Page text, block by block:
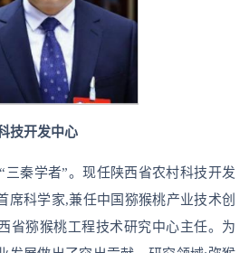
技开发中心
三秦学者”。现任陕西省农村科技开发
席科学家,兼任中国猕猴桃产业技术创
省猕猴桃工程技术研究中心主任。为